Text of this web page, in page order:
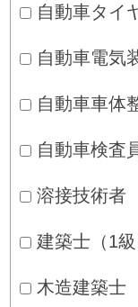
自動車タイ
自動車電気
自動車車体
自動車検査
溶接技術者
建築士（1級
木造建築士